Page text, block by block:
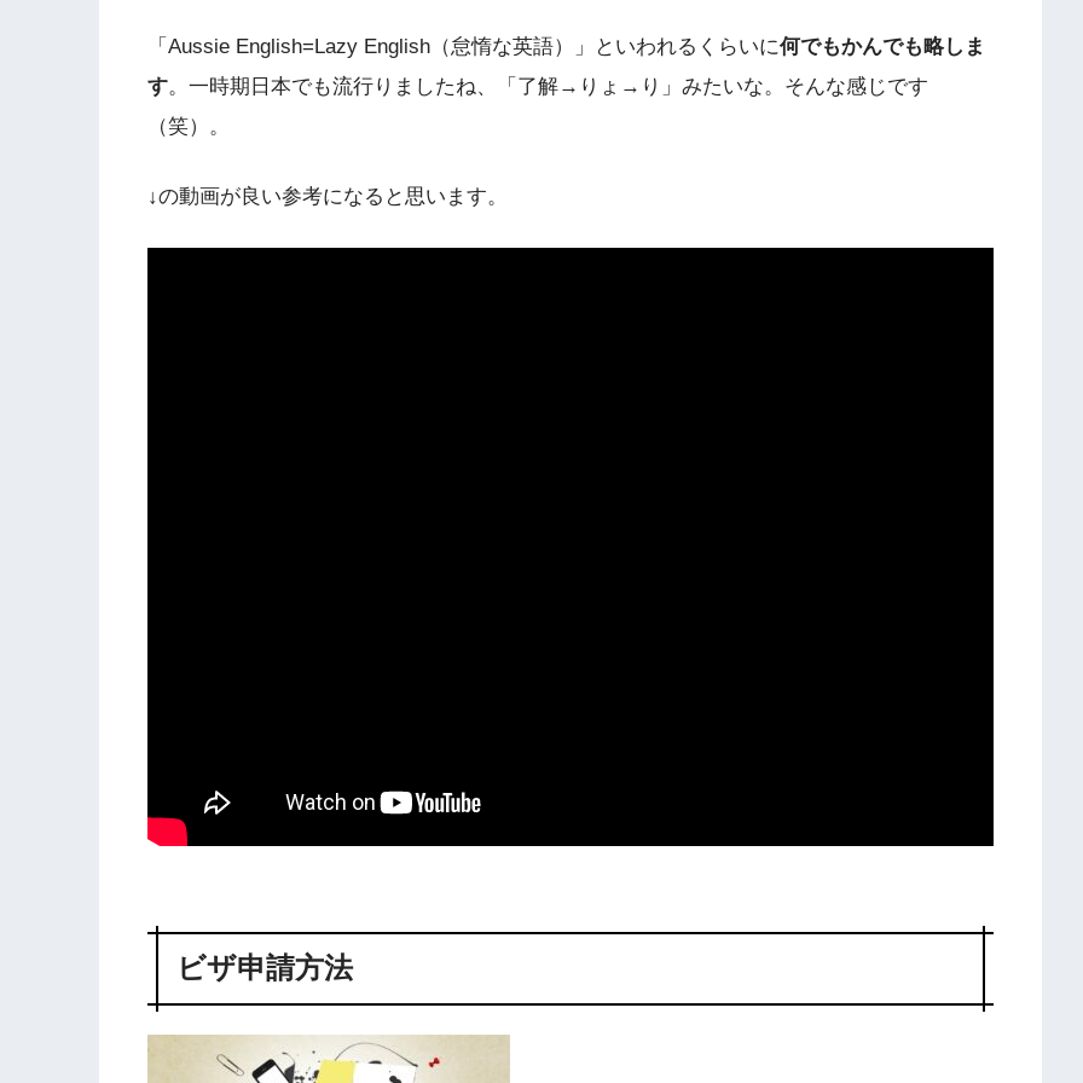
「Aussie English=Lazy English（怠惰な英語）」といわれるくらいに何でもかんでも略しま
す。一時期日本でも流行りましたね、「了解→りょ→り」みたいな。そんな感じです
（笑）。
↓の動画が良い参考になると思います。
ビザ申請方法